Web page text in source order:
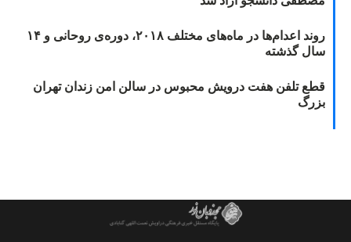
روند اعدام‌ها در ماه‌های مختلف ۲۰۱۸، دوره‌ی روحانی و ۱۴
سال گذشته
قطع تلفن هفت درویش محبوس در سالن امن زندان تهران
بزرگ